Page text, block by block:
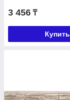
3 456 ₸
Купить